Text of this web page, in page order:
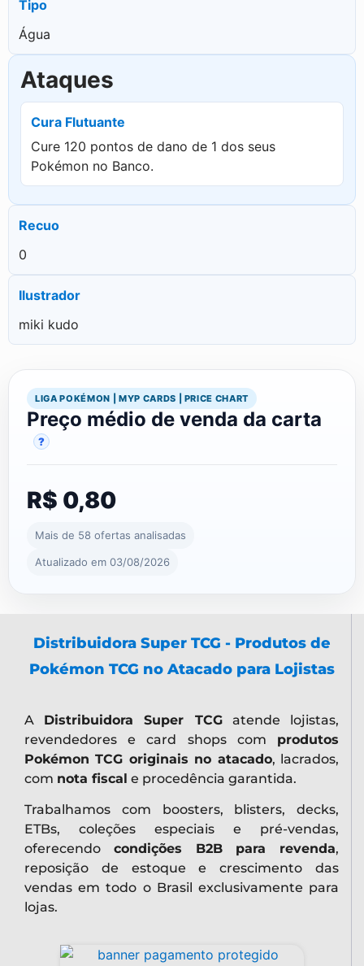
Tipo
Água
Ataques
Cura Flutuante
Cure 120 pontos de dano de 1 dos seus
Pokémon no Banco.
Recuo
0
Ilustrador
miki kudo
LIGA POKÉMON | MYP CARDS | PRICE CHART
Preço médio de venda da carta
?
R$ 0,80
Mais de 58 ofertas analisadas
Atualizado em 03/08/2026
Distribuidora Super TCG - Produtos de
Pokémon TCG no Atacado para Lojistas
A Distribuidora Super TCGatende lojistas,
revendedores e card shops com produtos
Pokémon TCG originais no atacado, lacrados,
com nota fiscal e procedência garantida.
Trabalhamos com boosters, blisters, decks,
ETBs, coleções especiais e pré-vendas,
oferecendo condições B2B para revenda,
reposição de estoque e crescimento das
vendas em todo o Brasil exclusivamente para
lojas.